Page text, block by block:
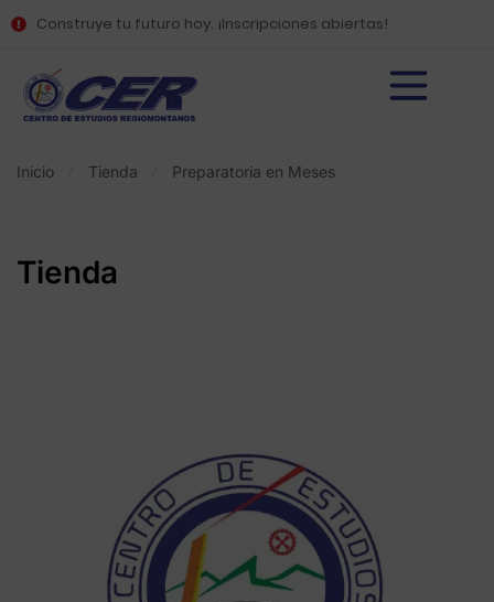
Construye tu futuro hoy. ¡Inscripciones abiertas!
Inicio Tienda Preparatoria en Meses
Tienda